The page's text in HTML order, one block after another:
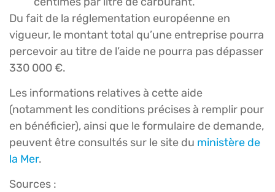
Du fait de la réglementation européenne en
vigueur, le montant total qu’une entreprise pourra
percevoir au titre de l’aide ne pourra pas dépasser
330 000 €.
Les informations relatives à cette aide
(notamment les conditions précises à remplir pour
en bénéficier), ainsi que le formulaire de demande,
peuvent être consultés sur le site du ministère de
la Mer.
Sources :